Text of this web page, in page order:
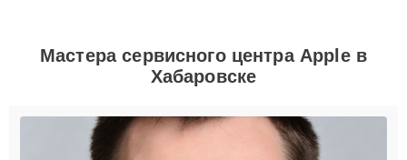
Мастера сервисного центра Apple в
Хабаровске